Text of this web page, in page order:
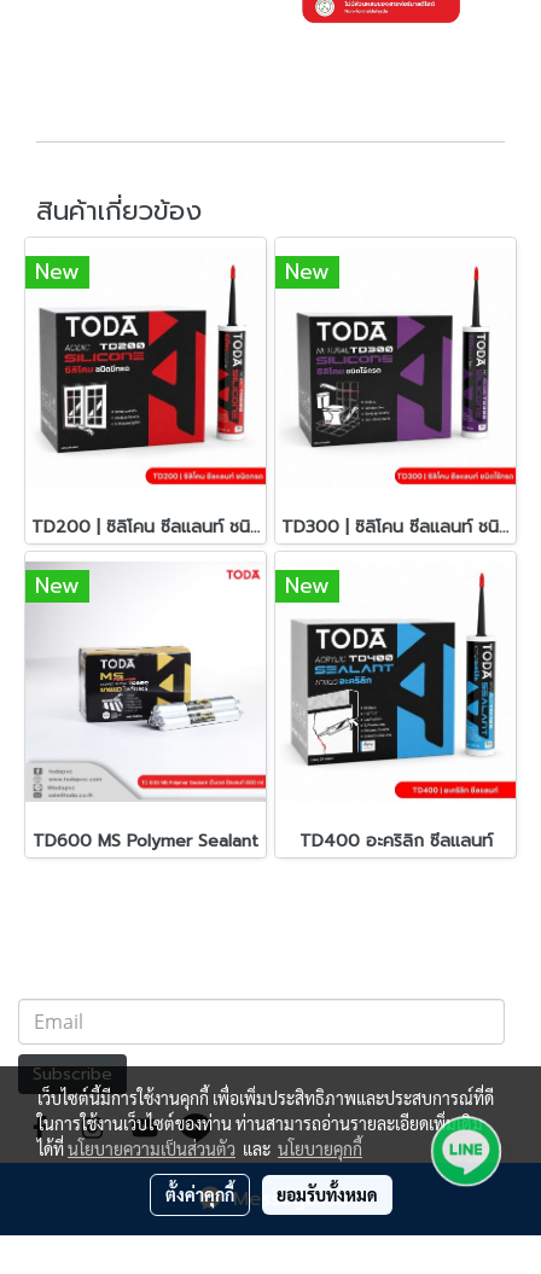
Message Us
สินค้าเกี่ยวข้อง
New
TD200 | ซิลิโคน ซีลแลนท์ ชนิดกรด
New
TD300 | ซิลิโคน ซีลแลนท์ ชนิดไร้กรด
New
TD600 MS Polymer Sealant
New
TD400 อะคริลิก ซีลแลนท์
Subscribe
เว็บไซต์นี้มีการใช้งานคุกกี้ เพื่อเพิ่มประสิทธิภาพและประสบการณ์ที่ดี
ในการใช้งานเว็บไซต์ของท่าน ท่านสามารถอ่านรายละเอียดเพิ่มเติม
ได้ที่นโยบายความเป็นส่วนตัว และ นโยบายคุกกี้
ตั้งค่าคุกกี้ ยอมรับทั้งหมด